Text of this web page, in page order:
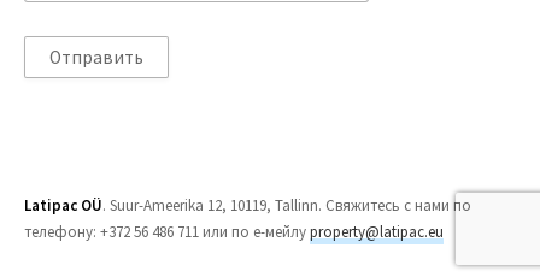
Latipac OÜ. Suur-Ameerika 12, 10119, Tallinn. Свяжитесь с нами по
телефону: +372 56 486 711 или по е-мейлуproperty@latipac.eu